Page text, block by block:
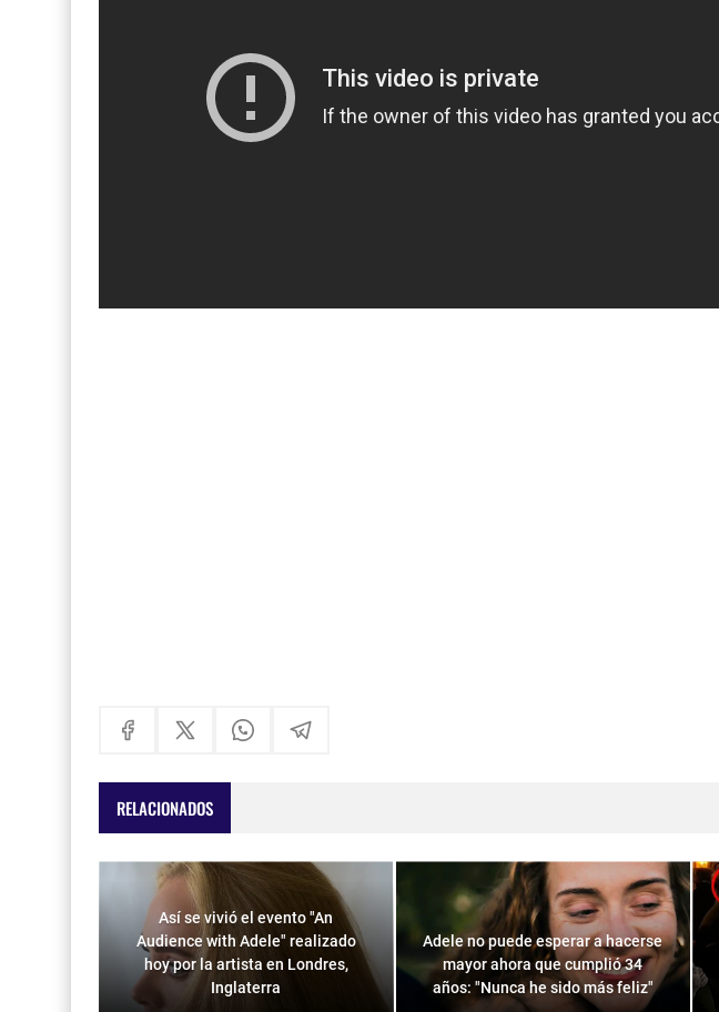
RELACIONADOS
Así se vivió el evento "An
Audience with Adele" realizado
hoy por la artista en Londres,
Inglaterra
Adele no puede esperar a hacerse
mayor ahora que cumplió 34
años: "Nunca he sido más feliz"